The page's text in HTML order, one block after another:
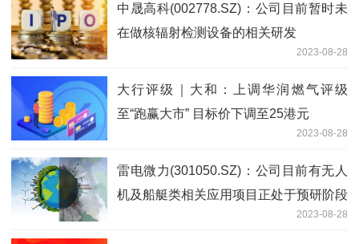
中晟高科(002778.SZ)：公司目前暂时未
在做核辐射检测设备的相关研发
2023-08-28
大行评级｜大和：上调华润燃气评级
至“跑赢大市” 目标价下调至25港元
2023-08-28
雷电微力(301050.SZ)：公司目前有无人
机及船艇类相关应用项目正处于预研阶段
2023-08-28